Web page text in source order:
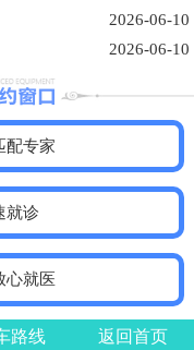
2026-06-10
2026-06-10
配专家
就诊
心就医
路线 返回首页